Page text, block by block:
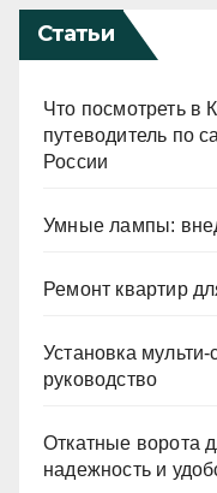
Статьи
Что посмотреть в
путеводитель по
России
Умные лампы:
Ремонт квартир
Установка
руководство
Откатные ворота
надежность и